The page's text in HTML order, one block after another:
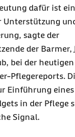
dafür ist
Unterstützung
sagte der
der Barmer,
bei der
Pflegereports.
Einführung
in der Pflege
Signal.